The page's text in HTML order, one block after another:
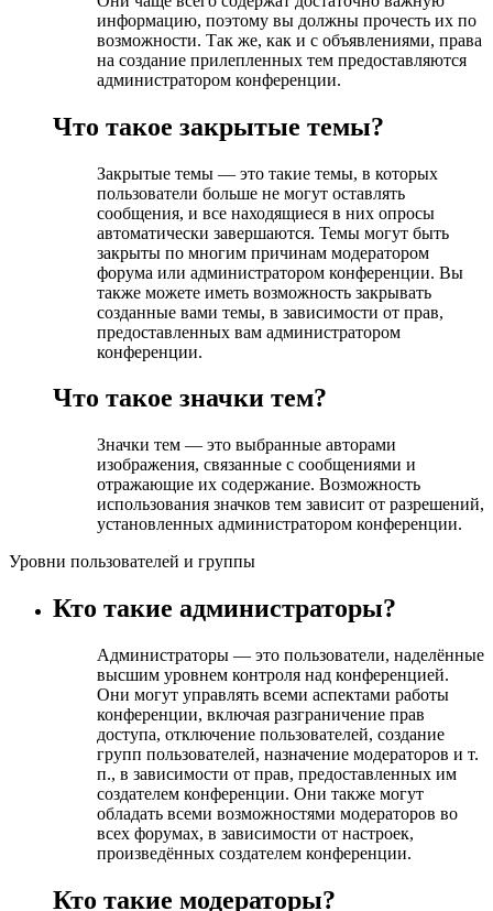
информацию, поэтому вы должны прочесть их по
возможности. Так же, как и с объявлениями, права
на создание прилепленных тем предоставляются
администратором конференции.
Что такое закрытые темы?
Закрытые темы — это такие темы, в которых
пользователи больше не могут оставлять
сообщения, и все находящиеся в них опросы
автоматически завершаются. Темы могут быть
закрыты по многим причинам модератором
форума или администратором конференции. Вы
также можете иметь возможность закрывать
созданные вами темы, в зависимости от прав,
предоставленных вам администратором
конференции.
Что такое значки тем?
Значки тем — это выбранные авторами
изображения, связанные с сообщениями и
отражающие их содержание. Возможность
использования значков тем зависит от разрешений,
установленных администратором конференции.
Уровни пользователей и группы
Кто такие администраторы?
Администраторы — это пользователи, наделённые
высшим уровнем контроля над конференцией.
Они могут управлять всеми аспектами работы
конференции, включая разграничение прав
доступа, отключение пользователей, создание
групп пользователей, назначение модераторов и т.
п., в зависимости от прав, предоставленных им
создателем конференции. Они также могут
обладать всеми возможностями модераторов во
всех форумах, в зависимости от настроек,
произведённых создателем конференции.
Кто такие модераторы?